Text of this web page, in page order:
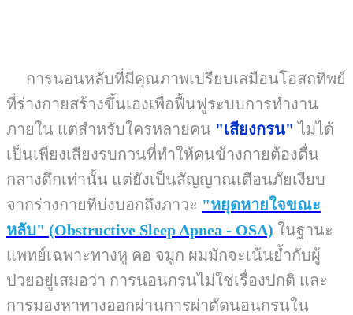
การนอนหลับที่มีคุณภาพเปรียบเสมือนโอสถทิพย์
ที่ร่างกายสร้างขึ้นเองเพื่อฟื้นฟูระบบการทำงาน
ภายใน แต่สำหรับใครหลายคน "เสียงกรน" ไม่ได้
เป็นเพียงเสียงรบกวนที่ทำให้คนข้างกายต้องตื่น
กลางดึกเท่านั้น แต่ยังเป็นสัญญาณเตือนภัยเงียบ
จากร่างกายที่บ่งบอกถึงภาวะ "หยุดหายใจขณะ
หลับ" (Obstructive Sleep Apnea - OSA) ในฐานะ
แพทย์เฉพาะทางหู คอ จมูก ผมมักจะเน้นย้ำกับผู้
ป่วยอยู่เสมอว่า การนอนกรนไม่ใช่เรื่องปกติ และ
การมองหาทางออกผ่านการผ่าตัดนอนกรนใน